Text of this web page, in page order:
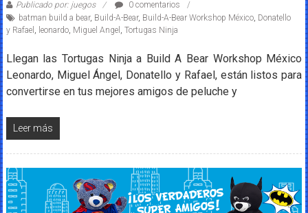
Publicado por: juegos
0 comentarios
batman build a bear, Build-A-Bear, Build-A-Bear Workshop México, Donatello
y Rafael , leonardo, Miguel Angel , Tortugas Ninja
Llegan las Tortugas Ninja a Build A Bear Workshop México
Leonardo, Miguel Ángel, Donatello y Rafael, están listos para
convertirse en tus mejores amigos de peluche y
Leer más